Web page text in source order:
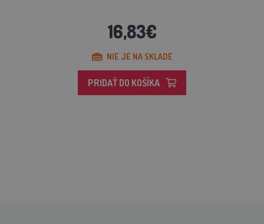
16,83€
NIE JE NA SKLADE
PRIDAŤ DO KOŠÍKA